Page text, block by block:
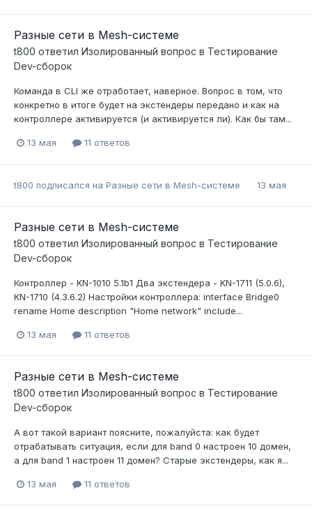
Разные сети в Mesh-системе
t800 ответил Изолированный вопрос в Тестирование
Dev-сборок
Команда в CLI же отработает, наверное. Вопрос в том, что
конкретно в итоге будет на экстендеры передано и как на
контроллере активируется (и активируется ли). Как бы там...
13 мая 11 ответов
t800 подписался на Разные сети в Mesh-системе 13 мая
Разные сети в Mesh-системе
t800 ответил Изолированный вопрос в Тестирование
Dev-сборок
Контроллер - KN-1010 5.1b1 Два экстендера - KN-1711 (5.0.6),
KN-1710 (4.3.6.2) Настройки контроллера: interface Bridge0
rename Home description "Home network" include...
13 мая 11 ответов
Разные сети в Mesh-системе
t800 ответил Изолированный вопрос в Тестирование
Dev-сборок
А вот такой вариант поясните, пожалуйста: как будет
отрабатывать ситуация, если для band 0 настроен 10 домен,
а для band 1 настроен 11 домен? Старые экстендеры, как я...
13 мая 11 ответов